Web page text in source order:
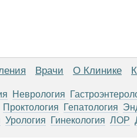
Врачи О Клинике
Неврология
Проктология Гепатология
Урология Гинекология ЛОР